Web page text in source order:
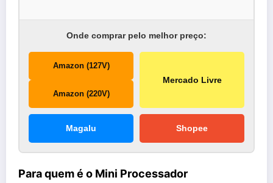
Onde comprar pelo melhor preço:
Amazon (127V)
Amazon (220V)
Mercado Livre
Magalu Shopee
Para quem é o Mini Processador